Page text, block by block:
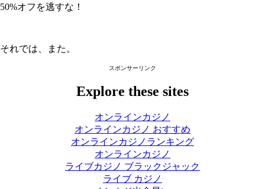
50%オフを逃すな！
それでは、また。
スポンサーリンク
Explore these sites
オンラインカジノ
オンラインカジノ おすすめ
オンラインカジノランキング
オンラインカジノ
ライブカジノ ブラックジャック
ライブ カジノ